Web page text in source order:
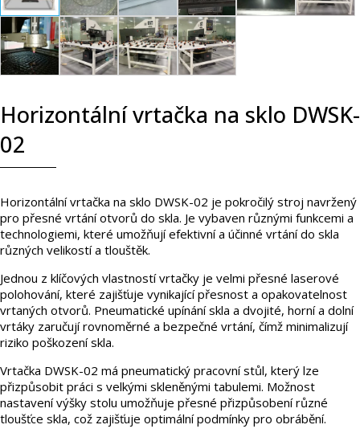
Horizontální vrtačka na sklo DWSK-
02
Horizontální vrtačka na sklo DWSK-02 je pokročilý stroj navržený
pro přesné vrtání otvorů do skla. Je vybaven různými funkcemi a
technologiemi, které umožňují efektivní a účinné vrtání do skla
různých velikostí a tlouštěk.
Jednou z klíčových vlastností vrtačky je velmi přesné laserové
polohování, které zajišťuje vynikající přesnost a opakovatelnost
vrtaných otvorů. Pneumatické upínání skla a dvojité, horní a dolní
vrtáky zaručují rovnoměrné a bezpečné vrtání, čímž minimalizují
riziko poškození skla.
Vrtačka DWSK-02 má pneumatický pracovní stůl, který lze
přizpůsobit práci s velkými skleněnými tabulemi. Možnost
nastavení výšky stolu umožňuje přesné přizpůsobení různé
tloušťce skla, což zajišťuje optimální podmínky pro obrábění.